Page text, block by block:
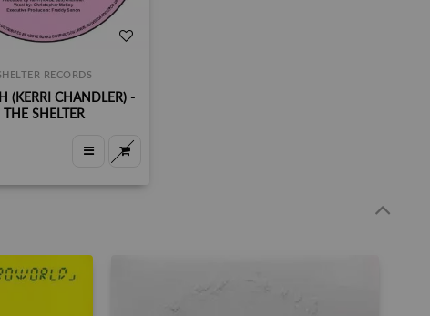
RECORDS
(KERRI CHANDLER) -
THE SHELTER